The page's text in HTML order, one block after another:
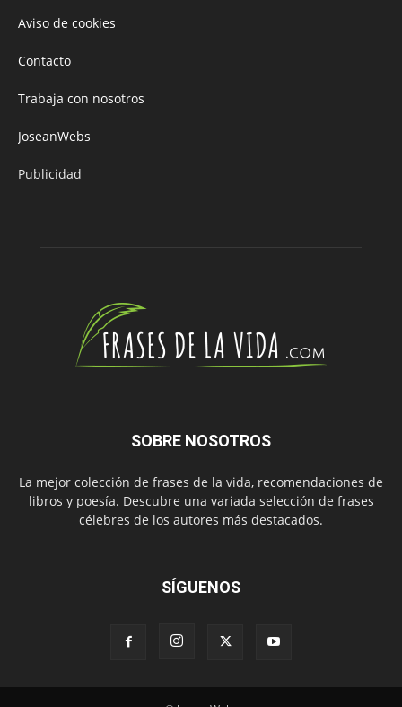
Aviso de cookies
Contacto
Trabaja con nosotros
JoseanWebs
Publicidad
SOBRE NOSOTROS
La mejor colección de frases de la vida, recomendaciones de
libros y poesía. Descubre una variada selección de frases
célebres de los autores más destacados.
SÍGUENOS